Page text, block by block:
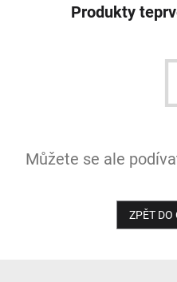
Produkty
Můžete se ale
ZPĚT DO